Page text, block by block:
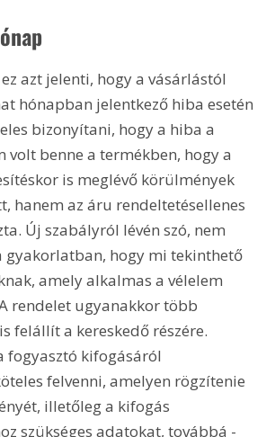
azt jelenti, hogy a vásárlástól
hónapban jelentkező hiba esetén
bizonyítani, hogy a hiba a
volt benne a termékben, hogy a
is meglévő körülmények
hanem az áru rendeltetésellenes
Új szabályról lévén szó, nem
gyakorlatban, hogy mi tekinthető
amely alkalmas a vélelem
rendelet ugyanakkor több
felállít a kereskedő részére.
fogyasztó kifogásáról
felvenni, amelyen rögzítenie
illetőleg a kifogás
szükséges adatokat, továbbá -